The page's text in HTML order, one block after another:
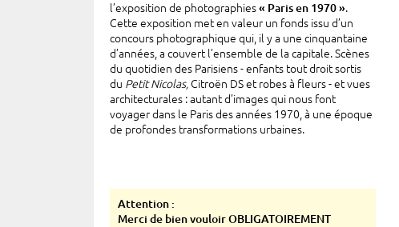
l’exposition de photographies« Paris en 1970 ».
Cette exposition met en valeur un fonds issu d’un
concours photographique qui, il y a une cinquantaine
d’années, a couvert l’ensemble de la capitale. Scènes
du quotidien des Parisiens - enfants tout droit sortis
du Petit Nicolas, Citroën DS et robes à fleurs - et vues
architecturales : autant d’images qui nous font
voyager dans le Paris des années 1970, à une époque
de profondes transformations urbaines.
Attention :
Merci de bien vouloirOBLIGATOIREMENT